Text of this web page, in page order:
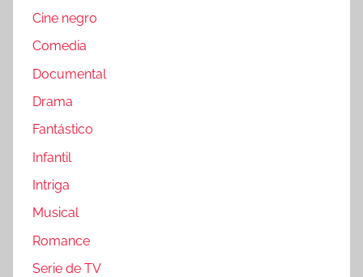
Cine negro
Comedia
Documental
Drama
Fantástico
Infantil
Intriga
Musical
Romance
Serie de TV